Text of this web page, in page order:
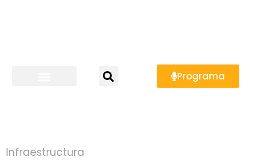
Programa
Infraestructura